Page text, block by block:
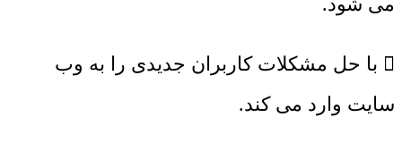
 با حل مشکلات کاربران جدیدی را به وب
سایت وارد می کند.